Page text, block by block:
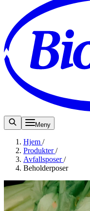
Meny
Hjem /
Produkter/
Avfallsposer/
Beholderposer